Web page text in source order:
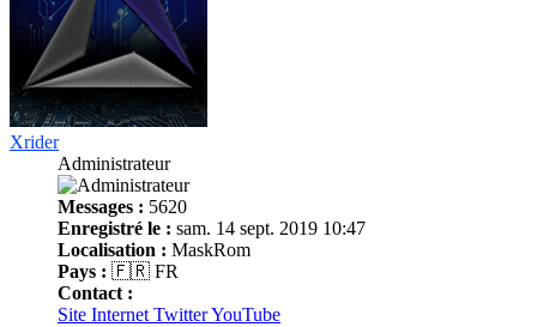
Xrider
Administrateur
Messages : 5620
Enregistré le : sam. 14 sept. 2019 10:47
Localisation : MaskRom
Pays : 🇫🇷 FR
Contact :
Site Internet TwitterYouTube